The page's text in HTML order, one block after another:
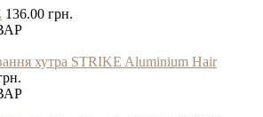
136.00 грн.
хутра STRIKE Aluminium Hair